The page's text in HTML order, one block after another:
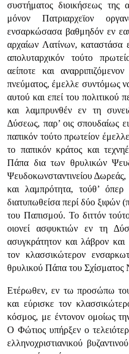
συστήματος διοικήσεως της
μόνον Πατριαρχεϊον
ενσαρκώσασα βαθμηδόν εν
αρχαίων Λατίνων, καταστάσα
απολυταρχικόν τούτο
αείποτε και
πνεύματος, έμελλε συντόμως
αυτού και επεί του πολιτικού
και λαμπρυνθέν εν τη
Δύσεως, παρ’ οις σπουδαίως
παπικόν τούτο πρωτείον
το παπικόν κράτος και
Πάπα δια των θρυλικών
Ψευδοκωνσταντινείου
και λαμπρότητα, τούθ’ όπερ
διατυπωθείσα περί δύο ξιφών
του Παπισμού. Το διττόν
οιονεί ασφυκτιών εν τη
ασυγκράτητον και λάβρον
τον κλασσικώτερον
θρυλικού Πάπα του Σχίσματος
Ετέρωθεν, εν τω προσώπω
και εύρισκε τον
κόσμος, με έντονον ομοίως
Ο Φώτιος υπήρξεν ο
ελληνοχριστιανικού